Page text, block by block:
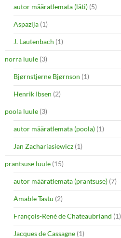
autor määratlemata (läti) (5)
Aspazija (1)
J. Lautenbach (1)
norra luule (3)
Bjørnstjerne Bjørnson (1)
Henrik Ibsen (2)
poola luule (3)
autor määratlemata (poola) (1)
Jan Zachariasiewicz (1)
prantsuse luule (15)
autor määratlemata (prantsuse) (7)
Amable Tastu (2)
François-René de Chateaubriand (1)
Jacques de Cassagne (1)